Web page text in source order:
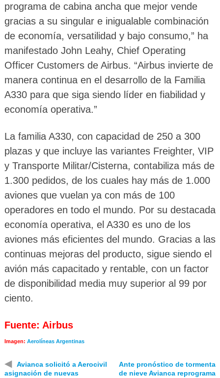
programa de cabina ancha que mejor vende
gracias a su singular e inigualable combinación
de economía, versatilidad y bajo consumo,” ha
manifestado John Leahy, Chief Operating
Officer Customers de Airbus. “Airbus invierte de
manera continua en el desarrollo de la Familia
A330 para que siga siendo líder en fiabilidad y
economía operativa.”
La familia A330, con capacidad de 250 a 300
plazas y que incluye las variantes Freighter, VIP
y Transporte Militar/Cisterna, contabiliza más de
1.300 pedidos, de los cuales hay más de 1.000
aviones que vuelan ya con más de 100
operadores en todo el mundo. Por su destacada
economía operativa, el A330 es uno de los
aviones más eficientes del mundo. Gracias a las
continuas mejoras del producto, sigue siendo el
avión más capacitado y rentable, con un factor
de disponibilidad media muy superior al 99 por
ciento.
Fuente: Airbus
Imagen: Aerolíneas Argentinas
◀
Avianca solicitó a Aerocivil
asignación de nuevas
Ante pronóstico de tormenta
de nieve Avianca reprograma